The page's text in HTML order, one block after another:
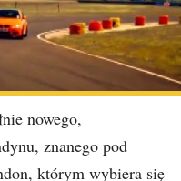
nowego,
znanego pod
którym wybiera się